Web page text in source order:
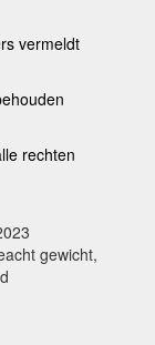
vermeldt
rechten
gewicht,